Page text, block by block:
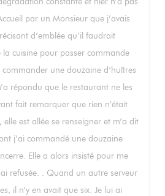
par un Monsieur que j’avais
d’emblée qu’il faudrait
la cuisine pour passer commande
commander une douzaine d’huîtres
répondu que le restaurant ne les
fait remarquer que rien n’était
est allée se renseigner et m’a dit
j’ai commandé une douzaine
Elle a alors insisté pour me
refusée. . Quand un autre serveur
il n’y en avait que six. Je lui ai